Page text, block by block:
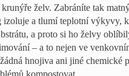
želv. Zabráníte tak
izoluje a tlumí teplotní výkyvy,
a proto si ho želvy
– a to nejen ve
hnojiva ani jiné
kompostovat.